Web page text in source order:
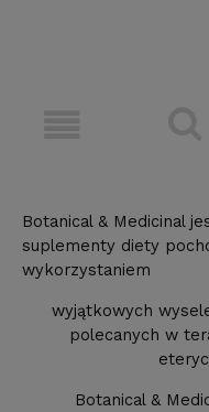
Botanical & Medicinal
suplementy diety
wykorzystaniem
wyjątkowych
polecanych w
Botanical &